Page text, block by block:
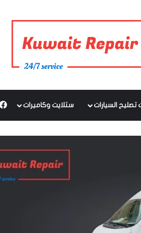
تصليح السيارات ستلايت وكاميرات